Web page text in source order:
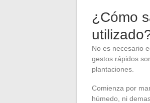
¿Cómo
No es necesario
gestos rápidos
plantaciones.
Comienza por
húmedo, ni